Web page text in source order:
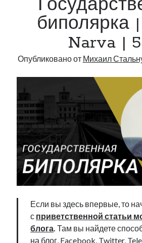
биполярка
Narva |
Опубликовано от Михаил
Если вы здесь впервые, то
с приветственной статьи
блога. Там вы найдете
на блог, Facebook, Twitter,